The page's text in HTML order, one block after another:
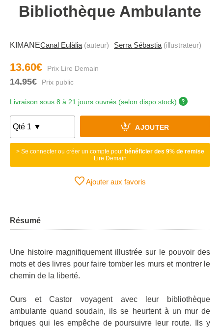
Bibliothèque Ambulante
KIMANECanal Eulàlia (auteur) Serra Sébastia (illustrateur)
13.60€
14.95€
Livraison sous 8 à 21 jours ouvrés (selon dispo stock)
AJOUTER
> Se connecter ou créer un compte pour bénéficier des 9% de remise
Lire Demain
Ajouter aux favoris
Résumé
Une histoire magnifiquement illustrée sur le pouvoir des
mots et des livres pour faire tomber les murs et montrer le
chemin de la liberté.
Ours et Castor voyagent avec leur bibliothèque
ambulante quand soudain, ils se heurtent à un mur de
briques qui les empêche de poursuivre leur route. Ils y